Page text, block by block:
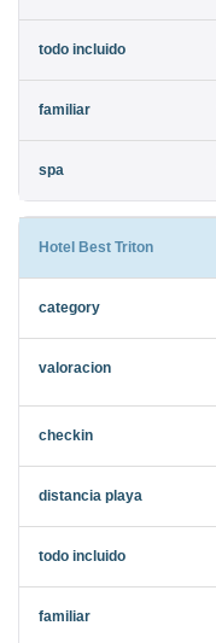
Hotel Best Triton